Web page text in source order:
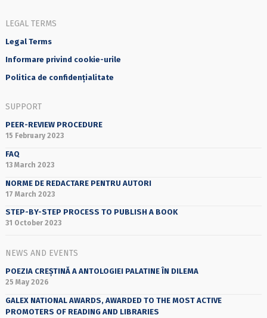
LEGAL TERMS
Legal Terms
Informare privind cookie-urile
Politica de confidențialitate
SUPPORT
PEER-REVIEW PROCEDURE
15 February 2023
FAQ
13 March 2023
NORME DE REDACTARE PENTRU AUTORI
17 March 2023
STEP-BY-STEP PROCESS TO PUBLISH A BOOK
31 October 2023
NEWS AND EVENTS
POEZIA CREȘTINĂ A ANTOLOGIEI PALATINE ÎN DILEMA
25 May 2026
GALEX NATIONAL AWARDS, AWARDED TO THE MOST ACTIVE
PROMOTERS OF READING AND LIBRARIES